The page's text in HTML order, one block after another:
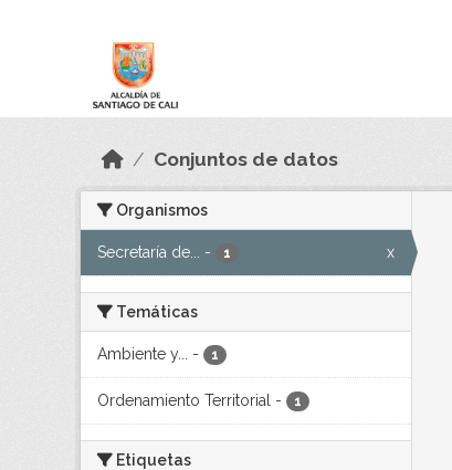
Conjuntos de datos
Organismos
Secretaría de... - 1 x
Temáticas
Ambiente y... - 1
Ordenamiento Territorial - 1
Etiquetas